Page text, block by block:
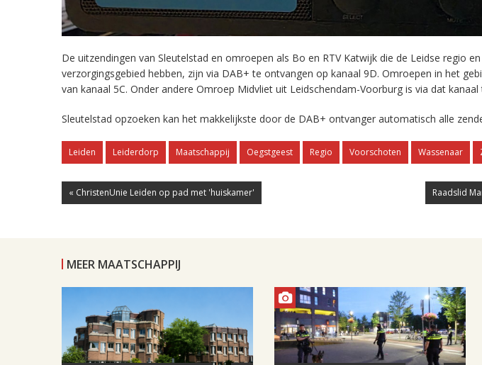
De uitzendingen van Sleutelstad en omroepen als Bo en RTV Katwijk die de Leidse regio
verzorgingsgebied hebben, zijn via DAB+ te ontvangen op kanaal 9D. Omroepen in het
van kanaal 5C. Onder andere Omroep Midvliet uit Leidschendam-Voorburg is via dat kanaal
Sleutelstad opzoeken kan het makkelijkste door de DAB+ ontvanger automatisch alle
Leiden Leiderdorp Maatschappij Oegstgeest Regio Voorschoten Wassenaar
« ChristenUnie Leiden op pad met 'huiskamer' Raadslid
MEER MAATSCHAPPIJ